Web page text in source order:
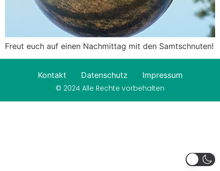
Freut euch auf einen Nachmittag mit den Samtschnuten!
Kontakt Datenschutz
Impressum
© 2024 Alle Rechte vorbehalten